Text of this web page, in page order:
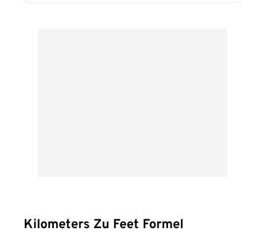
Kilometers Zu Feet Formel